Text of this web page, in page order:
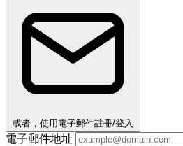
或者，使用電子郵件註冊/登入
電子郵件地址